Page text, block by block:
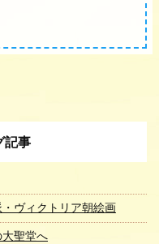
記事
ヴィクトリア朝絵画
聖堂へ